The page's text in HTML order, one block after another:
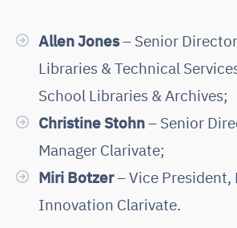
Allen Jones– Senior
Libraries & Technical
School Libraries & Archives;
Christine Stohn– Senior
Manager Clarivate;
Miri Botzer– Vice President,
Innovation Clarivate.